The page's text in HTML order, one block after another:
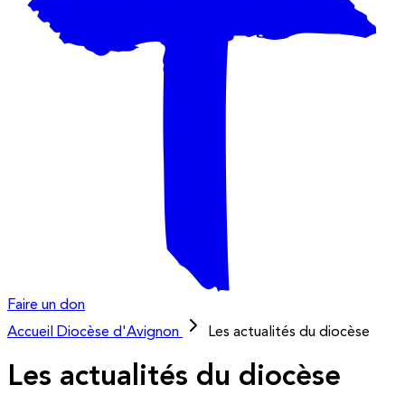
Faire un don
Accueil
Diocèse d'Avignon Les actualités du diocèse
Les actualités du diocèse